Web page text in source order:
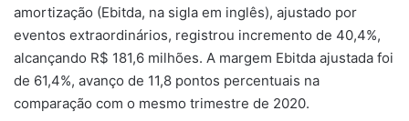
amortização (Ebitda, na sigla em inglês), ajustado por
eventos extraordinários, registrou incremento de 40,4%,
alcançando R$ 181,6 milhões. A margem Ebitda ajustada foi
de 61,4%, avanço de 11,8 pontos percentuais na
comparação com o mesmo trimestre de 2020.